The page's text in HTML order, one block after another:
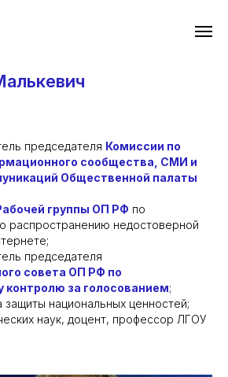
председателя Комиссии по
сообщества, СМИ и
Общественной палаты
группы ОП РФ по
распространению недостоверной
председателя
совета ОП РФ по
за голосованием;
защиты национальных ценностей;
наук, доцент, профессор ЛГОУ